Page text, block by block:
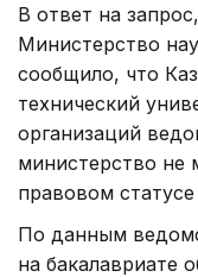
В ответ на
Министерство
сообщило, что
технический
организаций
министерство не
правовом
По данным
на бакалавриате